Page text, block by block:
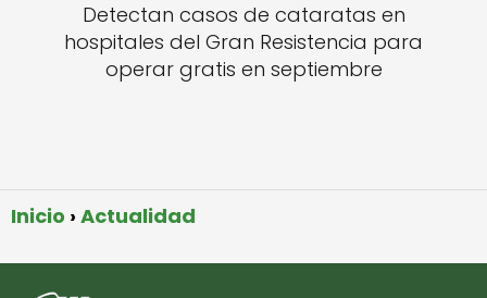
Detectan casos de cataratas en
hospitales del Gran Resistencia para
operar gratis en septiembre
Inicio Actualidad